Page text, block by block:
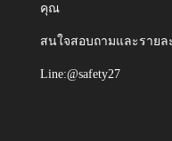
คุณ
สนใจสอบถามและรายล
Line:@safety27